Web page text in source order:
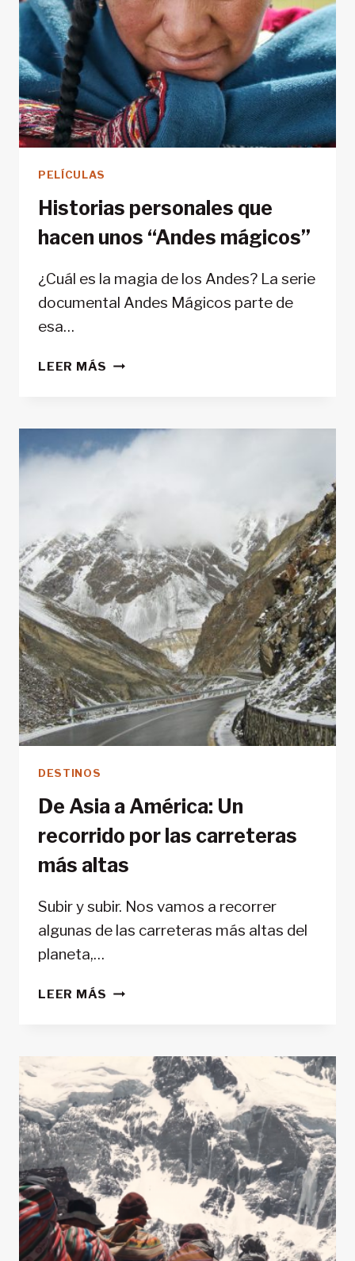
VIDA
PELÍCULAS
Historias personales que
hacen unos “Andes mágicos”
¿Cuál es la magia de los Andes? La serie
documental Andes Mágicos parte de
esa…
LEER MÁS HISTORIAS
UNOS
“ANDES
DESTINOS
De Asia a América: Un
recorrido por las carreteras
más altas
Subir y subir. Nos vamos a recorrer
algunas de las carreteras más altas del
planeta,…
LEER MÁS DE
UN
RECORRIDO
POR
LAS
CARRETERAS
MÁS
ALTAS